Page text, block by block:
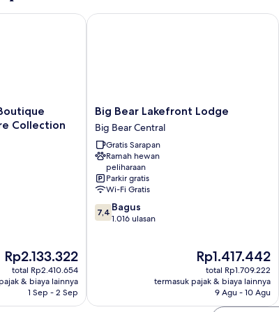
Collection
Harga
sekarang
Rp2.133.322
Rp2.133.322
total Rp2.410.654
& biaya lainnya
1 Sep - 2 Sep
Hotel, BW Signature Collection
Big
Bear
Lakefront
Lodge
Big
Bear
Central
Big Bear Lakefront Lodge
Big Bear Central
Gratis Sarapan
Ramah hewan
peliharaan
Parkir gratis
Wi-Fi Gratis
7.4
dari
7,4 Bagus
1.016 ulasan
Harga
sekarang
Rp1.417.442
Rp1.417.442
total Rp1.709.222
termasuk pajak & biaya lainnya
9 Agu - 10 Agu
Big Bear Lakefront Lodge